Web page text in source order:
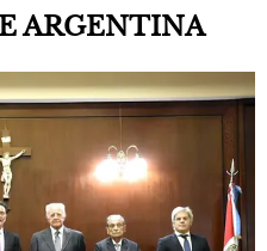
ARGENTINA